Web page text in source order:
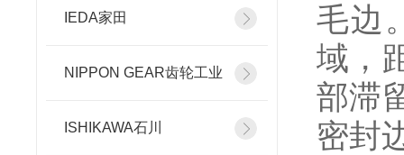
IEDA家田
NIPPON GEAR齿轮工业
ISHIKAWA石川
毛边
域，
部滞
密封